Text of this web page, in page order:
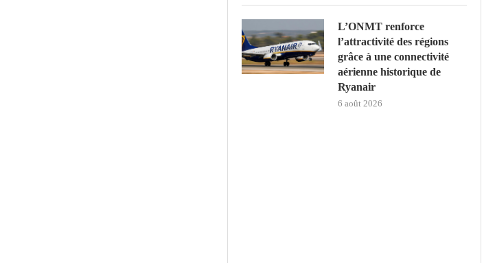
L’ONMT renforce
l’attractivité des régions
grâce à une connectivité
aérienne historique de
Ryanair
6 août 2026